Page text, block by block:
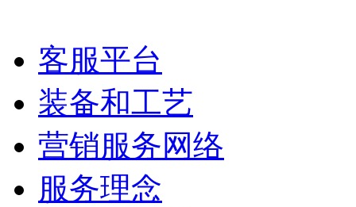
客服平台
装备和工艺
营销服务网络
服务理念